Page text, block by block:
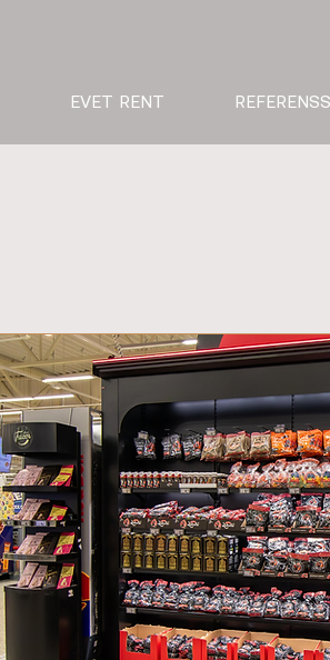
EVET RENT